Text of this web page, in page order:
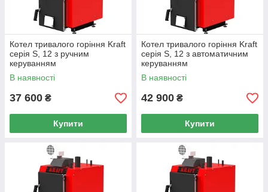
Котел тривалого горіння Kraft
серія S, 12 з ручним
керуванням
В наявності
37 600 ₴
Купити
Котел тривалого горіння Kraft
серія S, 12 з автоматичним
керуванням
В наявності
42 900 ₴
Купити